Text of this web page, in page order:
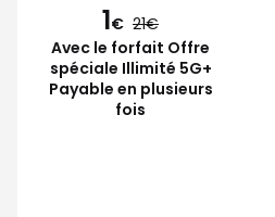
1€ 21
Avec le forfait Offre
spéciale Illimité 5G+
Payable en plusieurs
fois